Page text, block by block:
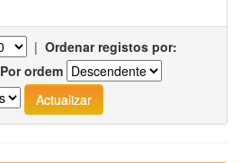
| Ordenar registos por:
Por ordem